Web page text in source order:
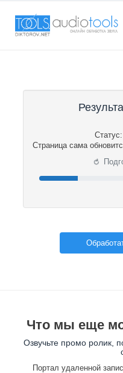
Статус:
Страница сама
⟳
Что мы еще
Озвучьте промо ролик,
Портал удаленной